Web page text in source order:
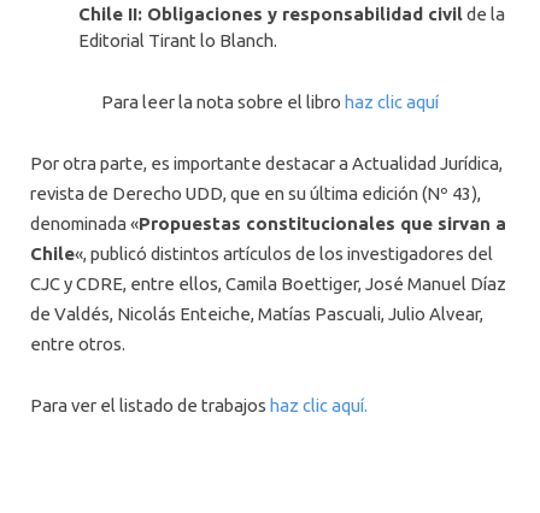
Chile II: Obligaciones y responsabilidad civilde la
Editorial Tirant lo Blanch.
Para leer la nota sobre el libro haz clic aquí
Por otra parte, es importante destacar a Actualidad Jurídica,
revista de Derecho UDD, que en su última edición (Nº 43),
denominada «Propuestas constitucionales que sirvan a
Chile«, publicó distintos artículos de los investigadores del
CJC y CDRE, entre ellos, Camila Boettiger, José Manuel Díaz
de Valdés, Nicolás Enteiche, Matías Pascuali, Julio Alvear,
entre otros.
Para ver el listado de trabajos haz clic aquí.